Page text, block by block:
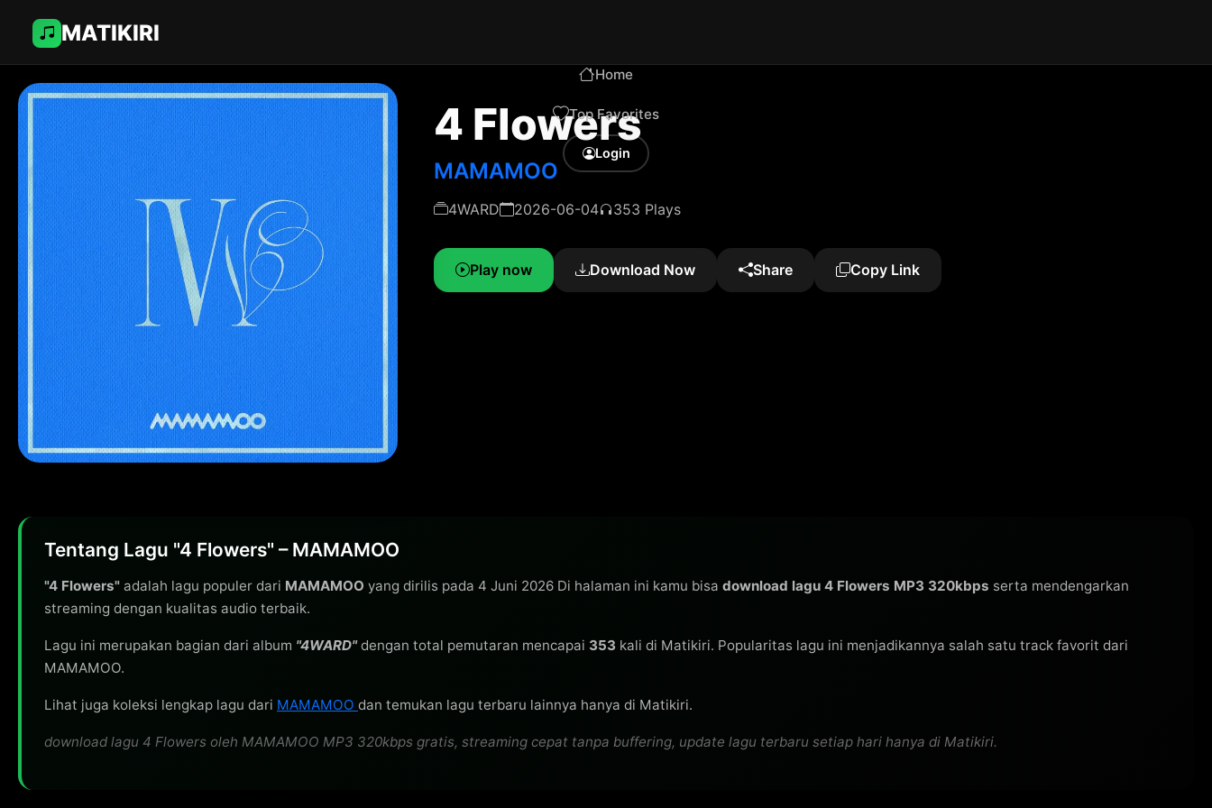
MATIKIRI
Home
Top Favorites
Login
4 Flowers
MAMAMOO
4WARD 2026-06-04 353 Plays
Play now Download Now Share Copy Link
Tentang Lagu "4 Flowers" – MAMAMOO
"4 Flowers" adalah lagu populer dari MAMAMOO yang dirilis pada 4 Juni 2026 Di halaman ini kamu bisa download lagu 4 Flowers MP3 320kbps serta mendengarkan
streaming dengan kualitas audio terbaik.
Lagu ini merupakan bagian dari album "4WARD"dengan total pemutaran mencapai 353 kali di Matikiri. Popularitas lagu ini menjadikannya salah satu track favorit dari
MAMAMOO.
Lihat juga koleksi lengkap lagu dari MAMAMOO dan temukan lagu terbaru lainnya hanya di Matikiri.
download lagu 4 Flowers oleh MAMAMOO MP3 320kbps gratis, streaming cepat tanpa buffering, update lagu terbaru setiap hari hanya di Matikiri.